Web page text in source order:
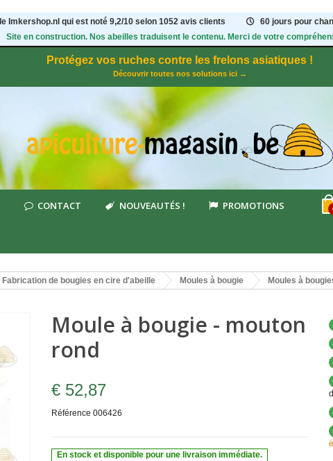
Imkershop.nl qui est noté 9,2/10 selon 1052avis clients 60 jours pour
Site en construction. Nos abeilles traduisent le contenu. Merci de votre
Protégez vos ruches contre les frelons asiatiques !
Découvrir toutes nos solutions ici →
CONTACT NOUVEAUTÉS ! PROMOTIONS
Fabrication de bougies en cire d'abeille Moules à bougie Moules à
Moule à bougie - mouton
rond
€ 52,87
Référence 006426
En stock et disponible pour une livraison immédiate.